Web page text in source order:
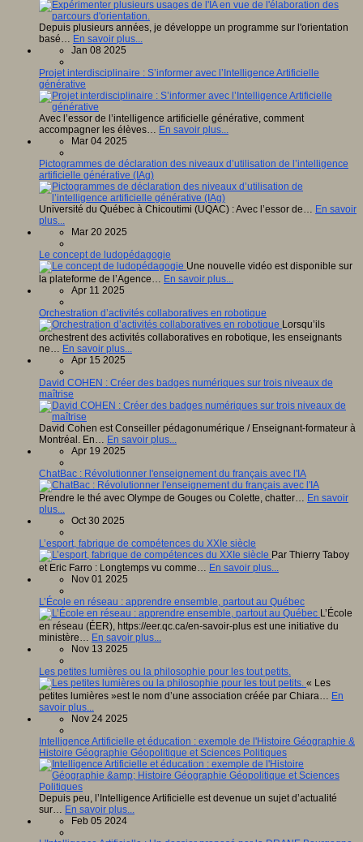
Depuis plusieurs années, je développe un programme sur l'orientation
basé… En savoir plus...
Jan 08 2025
Projet interdisciplinaire : S’informer avec l’Intelligence Artificielle
générative
Avec l’essor de l’intelligence artificielle générative, comment
accompagner les élèves… En savoir plus...
Mar 04 2025
Pictogrammes de déclaration des niveaux d’utilisation de l’intelligence
artificielle générative (IAg)
Université du Québec à Chicoutimi (UQAC) : Avec l’essor de… En savoir
plus...
Mar 20 2025
Le concept de ludopédagogie
Une nouvelle vidéo est disponible sur
la plateforme de l’Agence… En savoir plus...
Apr 11 2025
Orchestration d’activités collaboratives en robotique
Lorsqu’ils
orchestrent des activités collaboratives en robotique, les enseignants
ne… En savoir plus...
Apr 15 2025
David COHEN : Créer des badges numériques sur trois niveaux de
maîtrise
David Cohen est Conseiller pédagonumérique / Enseignant-formateur à
Montréal. En… En savoir plus...
Apr 19 2025
ChatBac : Révolutionner l'enseignement du français avec l'IA
Prendre le thé avec Olympe de Gouges ou Colette, chatter… En savoir
plus...
Oct 30 2025
L’esport, fabrique de compétences du XXIe siècle
Par Thierry Taboy
et Eric Farro : Longtemps vu comme… En savoir plus...
Nov 01 2025
L’École en réseau : apprendre ensemble, partout au Québec
L’École
en réseau (ÉER), https://eer.qc.ca/en-savoir-plus est une initiative du
ministère… En savoir plus...
Nov 13 2025
Les petites lumières ou la philosophie pour les tout petits.
« Les
petites lumières »est le nom d’une association créée par Chiara… En
savoir plus...
Nov 24 2025
Intelligence Artificielle et éducation : exemple de l'Histoire Géographie &
Histoire Géographie Géopolitique et Sciences Politiques
Depuis peu, l’Intelligence Artificielle est devenue un sujet d’actualité
sur… En savoir plus...
Feb 05 2024